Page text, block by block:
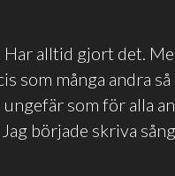
Har alltid gjort det.
som många andra
som för alla
började skriva